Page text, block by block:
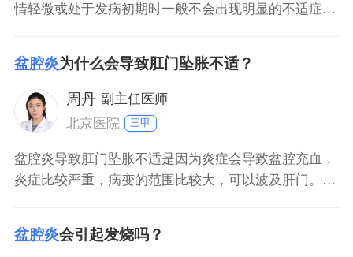
情轻微或处于发病初期时一般不会出现明显的不适症
热、阴道分泌物增多、同房出血、寒战、食欲下降等不
适症状。但同房出血还考虑是其他疾病引起，如宫颈
炎。出现不适症状后
盆腔炎为什么会导致肛门坠胀不适？
周丹 副主任医师
北京医院
三甲
盆腔炎导致肛门坠胀不适是因为炎症会导致盆腔充血，
炎症比较严重，病变的范围比较大，可以波及肝门。如
考虑有盆腔脓肿。部分初期盆腔炎患者平时症状不明
显，过性生活或者过度劳累可能导致盆腔充血加重，引
盆腔炎会引起发烧吗？